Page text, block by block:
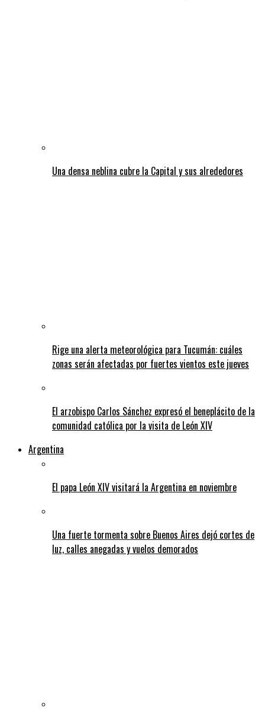
Una densa neblina cubre la Capital y sus alrededores
Rige una alerta meteorológica para Tucumán: cuáles
zonas serán afectadas por fuertes vientos este jueves
El arzobispo Carlos Sánchez expresó el beneplácito de la
comunidad católica por la visita de León XIV
Argentina
El papa León XIV visitará la Argentina en noviembre
Una fuerte tormenta sobre Buenos Aires dejó cortes de
luz, calles anegadas y vuelos demorados